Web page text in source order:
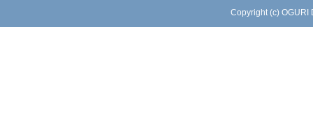
Copyright (c) OGURI